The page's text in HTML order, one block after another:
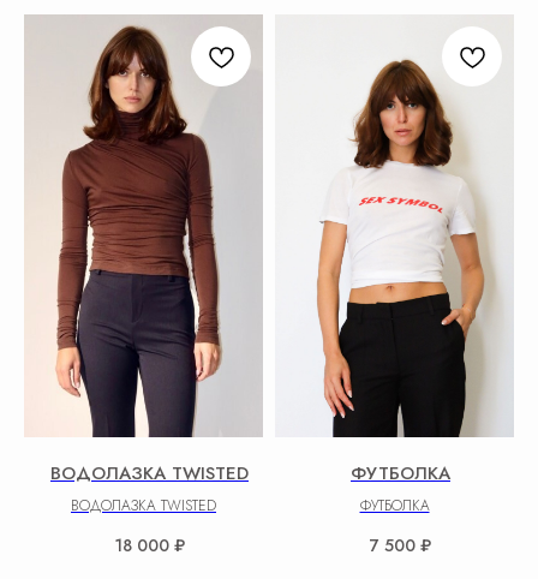
ВОДОЛАЗКА TWISTED
ВОДОЛАЗКА TWISTED
18 000 ₽
ФУТБОЛКA
ФУТБОЛКA
7 500 ₽